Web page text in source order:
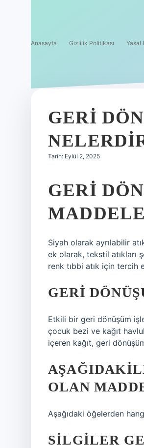
Anasayfa Gizlilik Politikası Yasal
GERI
Tarih: Eylül 2, 2025
GERI
Siyah olarak ayrılabilir
ek olarak, tekstil atıkları
renk tıbbi atık için tercih
GERI
Etkili bir geri dönüşüm
çocuk bezi ve kağıt
içeren kağıt, geri
OLAN
Aşağıdaki öğelerden
SILGILER